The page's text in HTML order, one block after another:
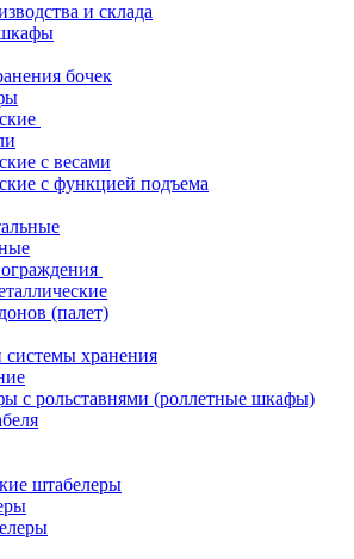
и склада
бочек
с весами
с функцией подъема
(палет)
хранения
с рольставнями (роллетные шкафы)
штабелеры